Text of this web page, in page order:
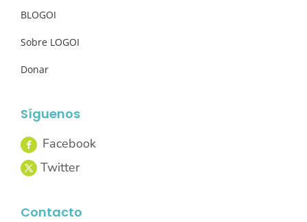
BLOGOI
Sobre LOGOI
Donar
Síguenos
Contacto